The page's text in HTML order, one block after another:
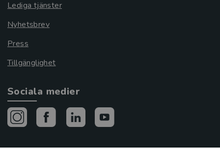
Lediga tjänster
Nyhetsbrev
Press
Tillgänglighet
Sociala medier